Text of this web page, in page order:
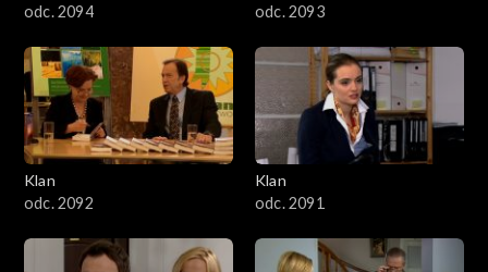
3201–3300
3101–3200
3001–3100
2901–3000
odc. 2094
odc. 2093
Klan
odc. 2092
Klan
odc. 2091